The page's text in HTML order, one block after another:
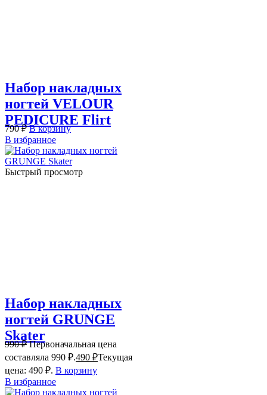
Набор накладных
ногтей VELOUR
PEDICURE Flirt
790₽ В корзину
В избранное
Быстрый просмотр
Набор накладных
ногтей GRUNGE
Skater
990₽ Первоначальная цена
составляла 990 ₽.490 ₽Текущая
цена: 490 ₽. В корзину
В избранное